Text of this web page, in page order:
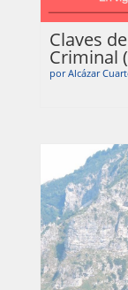
Claves
Criminal
porAlcázar